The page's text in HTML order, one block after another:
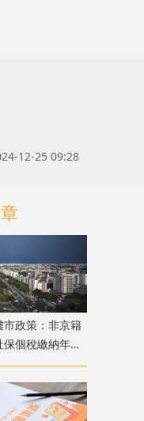
12-25 09:28
市政策：非京籍
個稅繳納年限